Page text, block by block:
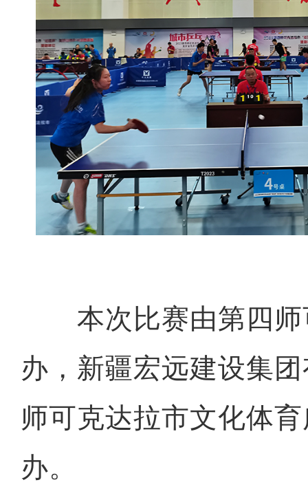
本次比赛由第四师
办，新疆宏远建设集
师可克达拉市文化体
办。
体验马术成为新疆兵团民众